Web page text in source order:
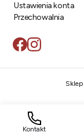
Ustawienia konta
Przechowalnia
Kontakt